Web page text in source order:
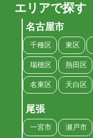
エリアで探す
名古屋市
千種区 東区
瑞穂区 熱田区
名東区 天白区
尾張
一宮市 瀬戸市